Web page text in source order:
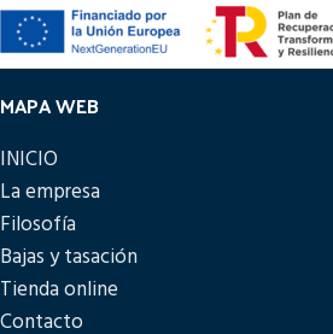
MAPA WEB
INICIO
La empresa
Filosofía
Bajas y tasación
Tienda online
Contacto